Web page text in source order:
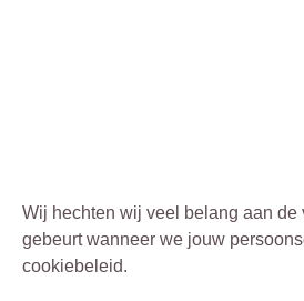
Wij hechten wij veel belang aan
gebeurt wanneer we jouw
cookiebeleid.